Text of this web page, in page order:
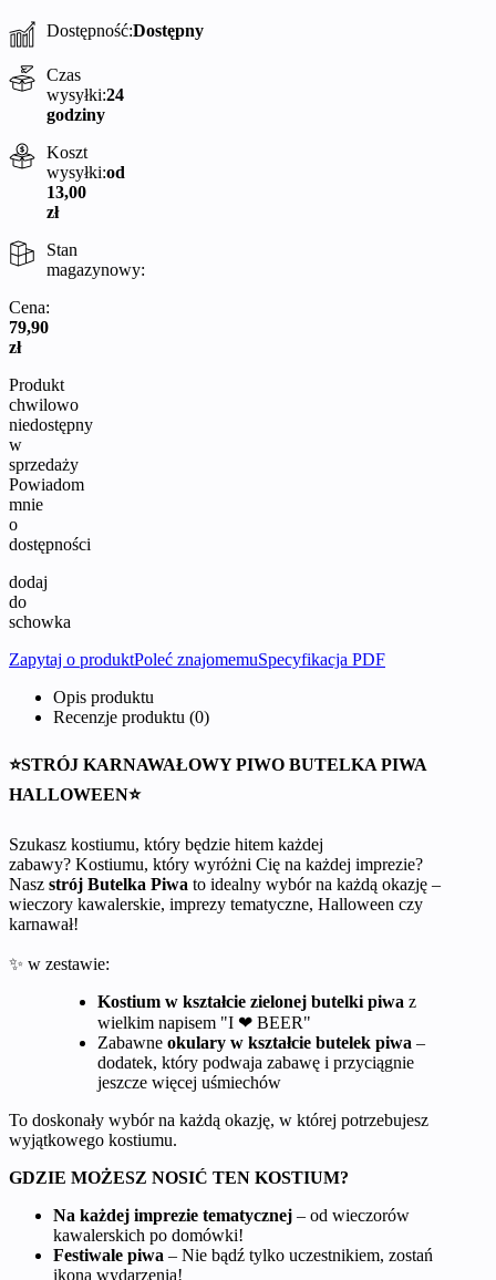
Dostępność:Dostępny
Czas
wysyłki:24
godziny
Koszt
wysyłki:od
13,00
zł
Stan
magazynowy:
Cena:
79,90
zł
Produkt
chwilowo
niedostępny
w
sprzedaży
Powiadom
mnie
o
dostępności
dodaj
do
schowka
Zapytaj o produktPoleć znajomemuSpecyfikacja PDF
Opis produktu
Recenzje produktu (0)
⭐STRÓJ KARNAWAŁOWY PIWO BUTELKA PIWA
HALLOWEEN⭐
Szukasz kostiumu, który będzie hitem każdej
zabawy? Kostiumu, który wyróżni Cię na każdej imprezie?
Nasz strój Butelka Piwa to idealny wybór na każdą okazję –
wieczory kawalerskie, imprezy tematyczne, Halloween czy
karnawał!
✨ w zestawie:
Kostium w kształcie zielonej butelki piwa z
wielkim napisem "I ❤ BEER"
Zabawne okulary w kształcie butelek piwa –
dodatek, który podwaja zabawę i przyciągnie
jeszcze więcej uśmiechów
To doskonały wybór na każdą okazję, w której potrzebujesz
wyjątkowego kostiumu.
GDZIE MOŻESZ NOSIĆ TEN KOSTIUM?
Na każdej imprezie tematycznej – od wieczorów
kawalerskich po domówki!
Festiwale piwa – Nie bądź tylko uczestnikiem, zostań
ikoną wydarzenia!